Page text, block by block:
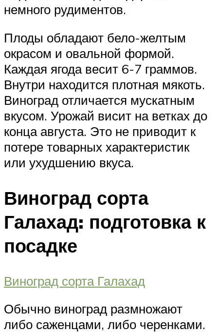
немного рудиментов.
Плоды обладают бело-желтым
окрасом и овальной формой.
Каждая ягода весит 6-7 граммов.
Внутри находится плотная мякоть.
Виноград отличается мускатным
вкусом. Урожай висит на ветках до
конца августа. Это не приводит к
потере товарных характеристик
или ухудшению вкуса.
Виноград сорта
Галахад: подготовка к
посадке
Виноград сорта Галахад
Обычно виноград размножают
либо саженцами, либо черенками.